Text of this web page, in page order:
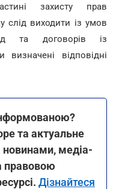
захисту прав
слід виходити із умов
та договорів із
відповідні
та актуальне
медіа-
правовою
Дізнайтеся